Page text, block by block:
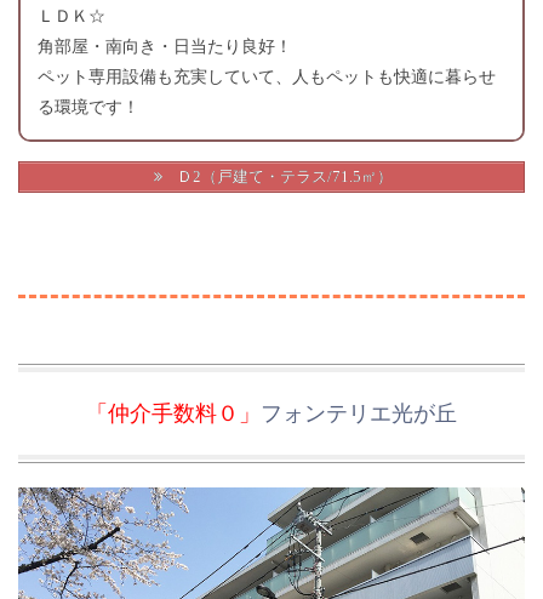
ＬＤＫ☆
角部屋・南向き・日当たり良好！
ペット専用設備も充実していて、人もペットも快適に暮らせ
る環境です！
Ｄ2（戸建て・テラス/71.5㎡）
「仲介手数料０」 フォンテリエ光が丘